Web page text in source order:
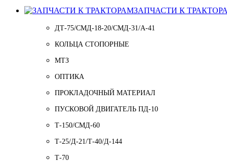
ЗАПЧАСТИ К
ДТ-75/СМД-18-20/СМД-31/A-41
КОЛЬЦА СТОПОРНЫЕ
МТЗ
ОПТИКА
ПРОКЛАДОЧНЫЙ МАТЕРИАЛ
ПУСКОВОЙ ДВИГАТЕЛЬ ПД-10
Т-150/СМД-60
Т-25/Д-21/Т-40/Д-144
Т-70